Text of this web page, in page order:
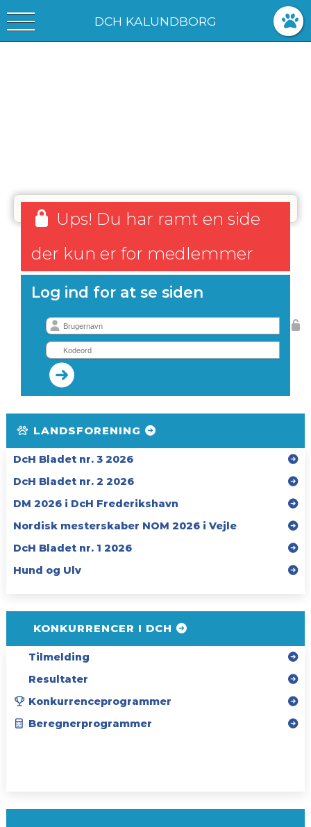
DCH KALUNDBORG
Ups! Du har ramt en side
der kun er for medlemmer
Log ind for at se siden
LANDSFORENING
DcH Bladet nr. 3 2026
DcH Bladet nr. 2 2026
DM 2026 i DcH Frederikshavn
Nordisk mesterskaber NOM 2026 i Vejle
DcH Bladet nr. 1 2026
Hund og Ulv
KONKURRENCER I DCH
Tilmelding
Resultater
Konkurrenceprogrammer
Beregnerprogrammer